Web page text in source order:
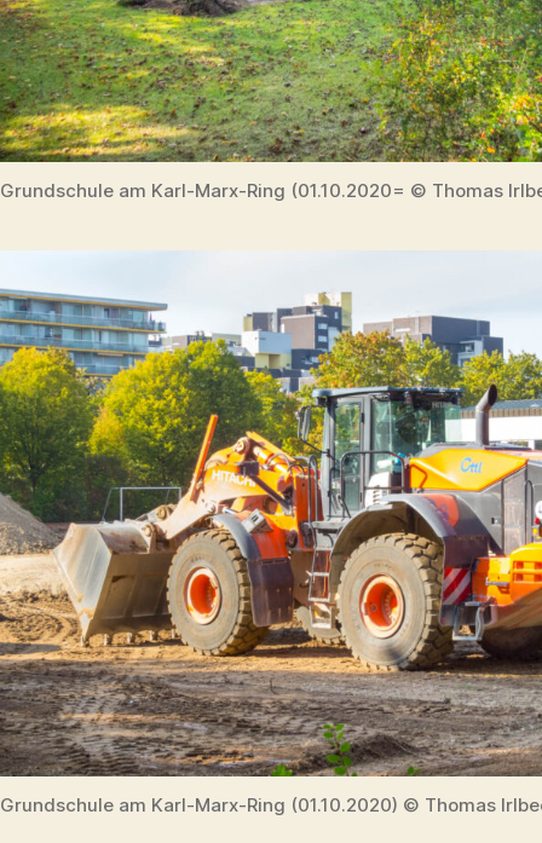
Grundschule am Karl-Marx-Ring (01.10.2020= © Thomas
Grundschule am Karl-Marx-Ring (01.10.2020) © Thomas